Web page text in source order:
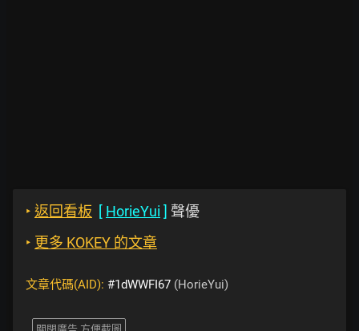
‣ 返回看板 [ HorieYui ] 聲優
‣ 更多 KOKEY 的文章
文章代碼(AID): #1dWWFI67 (HorieYui)